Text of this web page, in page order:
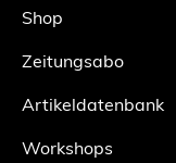
Shop
Zeitungsabo
Artikeldatenbank
Workshops